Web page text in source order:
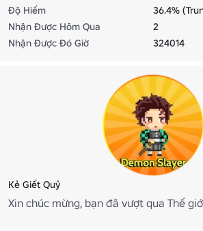
Độ Hiếm
36.4%
Nhận Được Hôm Qua
2
Nhận Được Đó Giờ
324014
Kẻ Giết Quỷ
Xin chúc mừng, bạn đã vượt qua Thế